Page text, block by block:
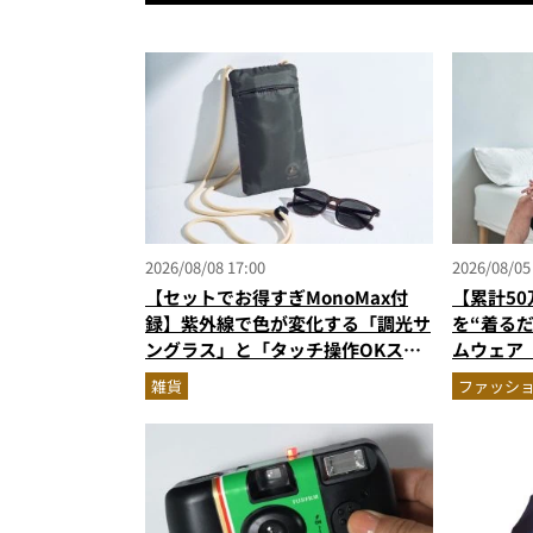
2026/08/08 17:00
【セットでお得すぎMonoMax付
録】紫外線で色が変化する「調光サ
ングラス」と「タッチ操作OKスマ
ホポーチ」の豪華セットが登場！
雑貨
2026/08/
【累計
を“着る
ムウェア
新色登場
ファッシ